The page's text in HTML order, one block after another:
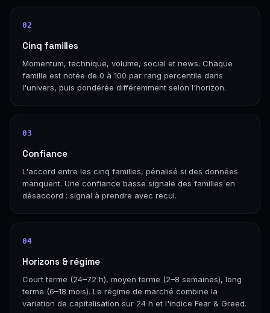
02
Cinq familles
Momentum, technique, volume, social et news. Chaque
famille est notée de 0 à 100 par rang percentile dans
l'univers, puis pondérée différemment selon l'horizon.
03
Confiance
L'accord entre les cinq familles, pénalisé si des données
manquent. Une confiance basse signale des familles en
désaccord : signal à prendre avec recul.
04
Horizons & régime
Court terme (24–72 h), moyen terme (2–8 semaines), long
terme (6–18 mois). Le régime de marché combine la
variation de capitalisation sur 24 h et l'indice Fear & Greed.